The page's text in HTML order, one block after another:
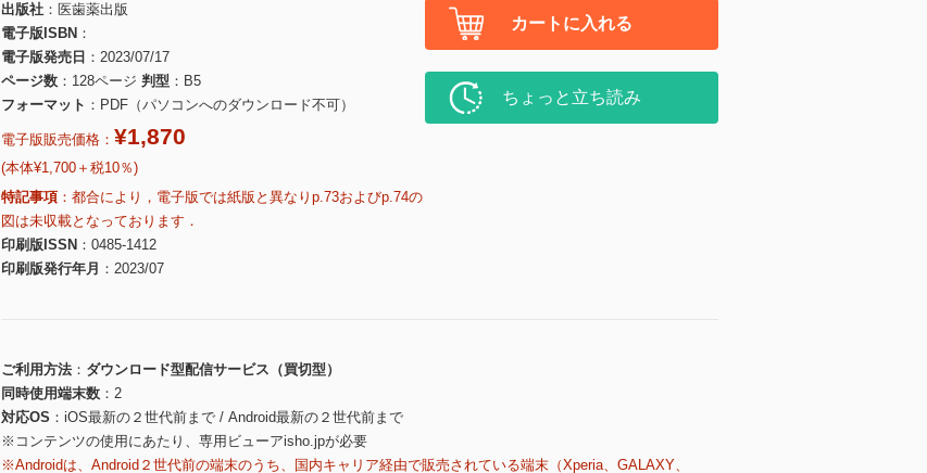
出版社
医歯薬出版
電子版ISBN
電子版発売日
2023/07/17
ページ数
128ページ 判型
B5
フォーマット
PDF（パソコンへのダウンロード不可）
電子版販売価格： ¥1,870
(本体¥1,700＋税10％)
特記事項
都合により，電子版では紙版と異なりp.73およびp.74の
図は未収載となっております．
印刷版ISSN
0485-1412
印刷版発行年月
2023/07
カートに入れる
ちょっと立ち読み
ご利用方法
ダウンロード型配信サービス（買切型）
同時使用端末数
2
対応OS
iOS最新の２世代前まで / Android最新の２世代前まで
※コンテンツの使用にあたり、専用ビューアisho.jpが必要
※Androidは、Android２世代前の端末のうち、国内キャリア経由で販売されている端末（Xperia、GALAXY、